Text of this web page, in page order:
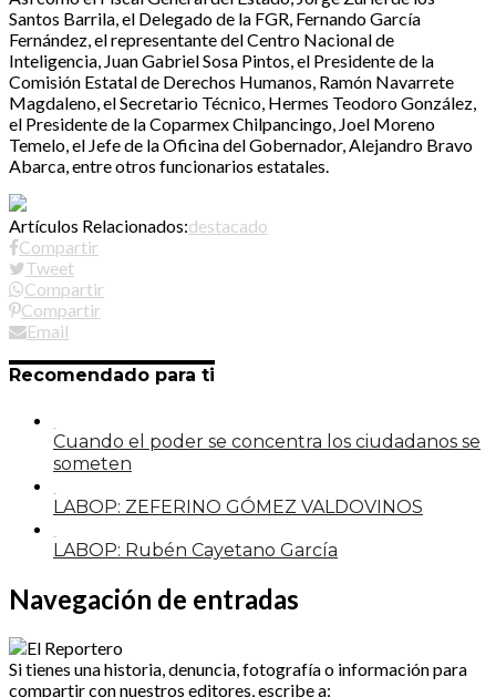
Santos Barrila, el Delegado de la FGR, Fernando García
Fernández, el representante del Centro Nacional de
Inteligencia, Juan Gabriel Sosa Pintos, el Presidente de la
Comisión Estatal de Derechos Humanos, Ramón Navarrete
Magdaleno, el Secretario Técnico, Hermes Teodoro González,
el Presidente de la Coparmex Chilpancingo, Joel Moreno
Temelo, el Jefe de la Oficina del Gobernador, Alejandro Bravo
Abarca, entre otros funcionarios estatales.
Artículos Relacionados:destacado
Compartir
Tweet
Compartir
Compartir
Email
Recomendado para ti
Cuando el poder se concentra los ciudadanos se
someten
LABOP: ZEFERINO GÓMEZ VALDOVINOS
LABOP: Rubén Cayetano García
Navegación de entradas
Si tienes una historia, denuncia, fotografía o información para
compartir con nuestros editores, escribe a: